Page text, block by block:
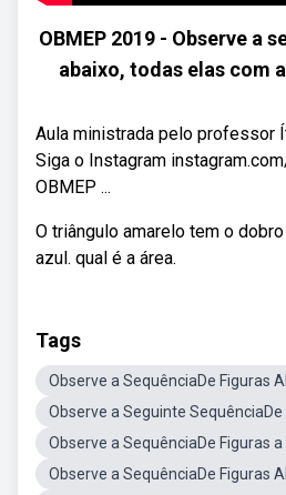
OBMEP 2019 - Observe a
abaixo, todas elas com
Aula ministrada pelo professor
Siga o Instagram
OBMEP ...
O triângulo amarelo tem o
azul. qual é a área.
Tags
Observe a SequênciaDe Figuras
Observe a Seguinte SequênciaDe
Observe a SequênciaDe Figuras
Observe a SequênciaDe Figuras